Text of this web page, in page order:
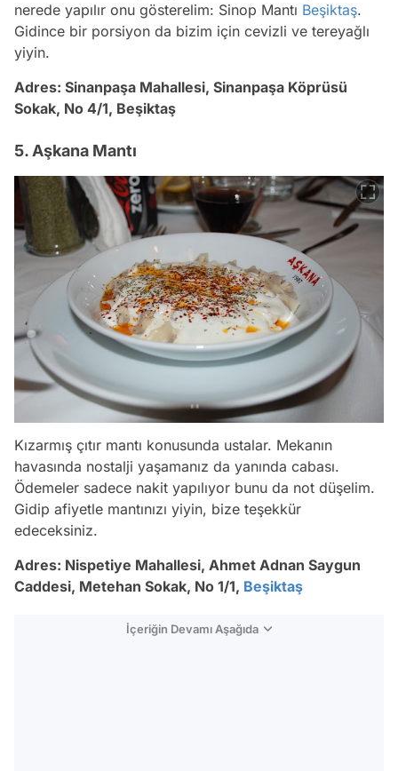
nerede yapılır onu gösterelim: Sinop Mantı Beşiktaş.
Gidince bir porsiyon da bizim için cevizli ve tereyağlı
yiyin.
Adres: Sinanpaşa Mahallesi, Sinanpaşa Köprüsü
Sokak, No 4/1, Beşiktaş
5. Aşkana Mantı
Kızarmış çıtır mantı konusunda ustalar. Mekanın
havasında nostalji yaşamanız da yanında cabası.
Ödemeler sadece nakit yapılıyor bunu da not düşelim.
Gidip afiyetle mantınızı yiyin, bize teşekkür
edeceksiniz.
Adres: Nispetiye Mahallesi, Ahmet Adnan Saygun
Caddesi, Metehan Sokak, No 1/1, Beşiktaş
İçeriğin Devamı Aşağıda